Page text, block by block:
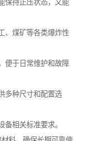
保持正压状态，又能
、煤矿等各类爆炸性
便于日常维护和故障
多种尺寸和配置选
备相关标准要求。